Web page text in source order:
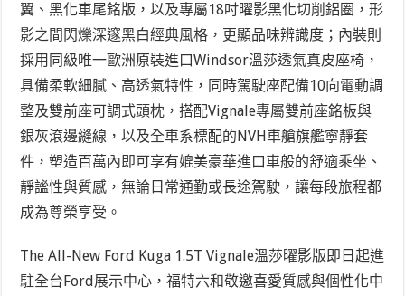
翼、黑化車尾銘版，以及專屬18吋曜影黑化切削鋁圈，形
影之間閃爍深邃黑白經典風格，更顯品味辨識度；內裝則
採用同級唯一歐洲原裝進口Windsor溫莎透氣真皮座椅，
具備柔軟細膩、高透氣特性，同時駕駛座配備10向電動調
整及雙前座可調式頭枕，搭配Vignale專屬雙前座銘板與
銀灰滾邊縫線，以及全車系標配的NVH車艙旗艦寧靜套
件，塑造百萬內即可享有媲美豪華進口車般的舒適乘坐、
靜謐性與質感，無論日常通勤或長途駕駛，讓每段旅程都
成為尊榮享受。
The All-New Ford Kuga 1.5T Vignale溫莎曜影版即日起進
駐全台Ford展示中心，福特六和敬邀喜愛質感與個性化中